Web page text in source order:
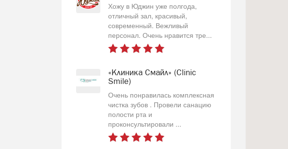
Хожу в Юджин уже полгода,
отличный зал, красивый,
современный. Вежливый
персонал. Очень нравится тре...
«Клиника Смайл» (Clinic
Smile)
Очень понравилась комплексная
чистка зубов . Провели санацию
полости рта и
проконсультировали ...